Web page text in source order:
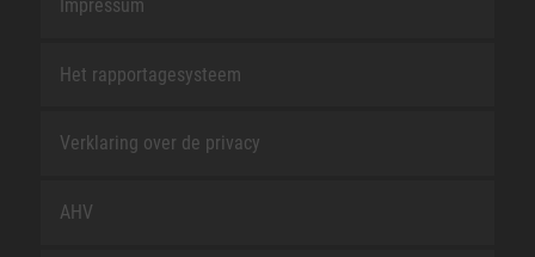
Impressum
Het rapportagesysteem
Verklaring over de privacy
AHV